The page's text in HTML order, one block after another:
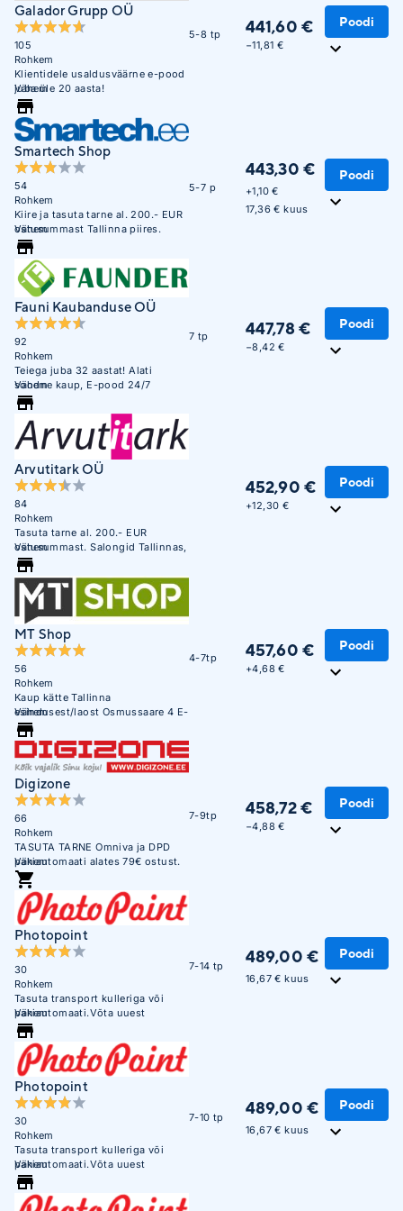
Galador Grupp OÜ
105
Rohkem
Klientidele usaldusväärne e-pood
juba üle 20 aasta!
Vähem
5-8 tp 441,60 €
−11,81 €
Poodi
Smartech Shop
54
Rohkem
Kiire ja tasuta tarne al. 200.- EUR
ostusummast Tallinna piires.
Vähem
5-7 p
443,30 €
+1,10 €
17,36 € kuus
Poodi
Fauni Kaubanduse OÜ
92
Rohkem
Teiega juba 32 aastat! Alati
soodne kaup, E-pood 24/7
Vähem
7 tp 447,78 €
−8,42 €
Poodi
Arvutitark OÜ
84
Rohkem
Tasuta tarne al. 200.- EUR
ostusummast. Salongid Tallinnas,
Tartus, Pärnus ja Narvas
Vähem
452,90 €
+12,30 €
Poodi
MT Shop
56
Rohkem
Kaup kätte Tallinna
esindusest/laost Osmussaare 4 E-
R 10:00 - 17:00
Vähem
4-7tp 457,60 €
+4,68 €
Poodi
Digizone
66
Rohkem
TASUTA TARNE Omniva ja DPD
pakiautomaati alates 79€ ostust.
Soodne järelmaks. Krediitkaardiga
makse võimalus. Üle 450 000
täidetud tellimuse. Usaldusväärne
veebikaubamaja juba aastast
2003.
Vähem
7-9tp 458,72 €
−4,88 €
Poodi
Photopoint
30
Rohkem
Tasuta transport kulleriga või
pakiautomaati.Võta uuest
nutiseadmest maksimum -
anname tasuta lisaks:
Fotokursus.ee kursuse
"Nutifotograafia ABC" (tavahind
19.99€) Photopointi
puhastuslapi (mikrokiust
15x18cm, tavahind 2,99€)
Vähem
7-14 tp 489,00 €
16,67 € kuus
Poodi
Photopoint
30
Rohkem
Tasuta transport kulleriga või
pakiautomaati.Võta uuest
nutiseadmest maksimum -
anname tasuta lisaks:
Fotokursus.ee kursuse
Vähem
7-10 tp 489,00 €
16,67 € kuus
Poodi